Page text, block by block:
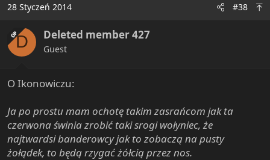
t
o
n
s
28 Styczeń 2014 #38
OPD Deleted member 427
Guest
O Ikonowiczu:
Ja po prostu mam ochotę takim zasrańcom jak ta
czerwona świnia zrobić taki srogi wołyniec, że
najtwardsi banderowcy jak to zobaczą na pusty
żołądek, to będą rzygać żółcią przez nos.